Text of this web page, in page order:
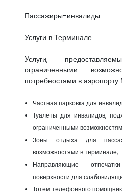
Пассажиры-инвалиды
Услуги в Терминале
Услуги,
ограниченными
потребностями в
Частная парковка для
Туалеты для инвалидов,
ограниченными
Зоны отдыха для
возможностями в терминале,
Направляющие
поверхности для
Тотем телефонного